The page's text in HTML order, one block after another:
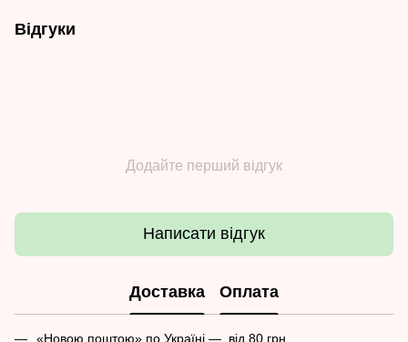
Відгуки
Додайте перший відгук
Написати відгук
Доставка Оплата
«Новою поштою» по Україні — від 80 грн.